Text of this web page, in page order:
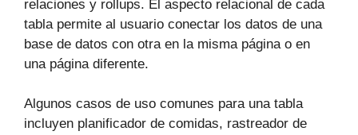
relaciones y rollups. El aspecto relacional de cada
tabla permite al usuario conectar los datos de una
base de datos con otra en la misma página o en
una página diferente.
Algunos casos de uso comunes para una tabla
incluyen planificador de comidas, rastreador de